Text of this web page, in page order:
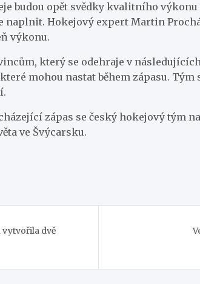
budou opět svědky kvalitního
naplnit. Hokejový expert Martin
výkonu.
který se odehraje v
mohou nastat během zápasu.
zápas se český hokejový tým
ve Švýcarsku.
vytvořila dvě